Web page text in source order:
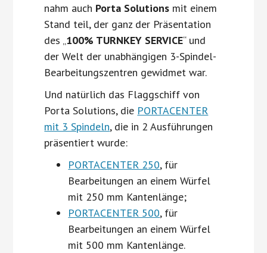
nahm auch Porta Solutions mit einem
Stand teil, der ganz der Präsentation
des „100% TURNKEY SERVICE“ und
der Welt der unabhängigen 3-Spindel-
Bearbeitungszentren gewidmet war.
Und natürlich das Flaggschiff von
Porta Solutions, die PORTACENTER
mit 3 Spindeln, die in 2 Ausführungen
präsentiert wurde:
PORTACENTER 250, für
Bearbeitungen an einem Würfel
mit 250 mm Kantenlänge;
PORTACENTER 500, für
Bearbeitungen an einem Würfel
mit 500 mm Kantenlänge.